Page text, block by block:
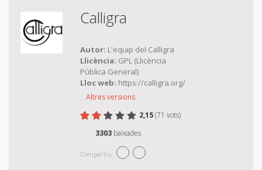
Calligra
Autor: L'equip del Calligra
Llicència: GPL (Llicència
Pública General)
Lloc web: https://calligra.org/
Altres versions
2,15(71 vots)
3303 baixades
Compartiu